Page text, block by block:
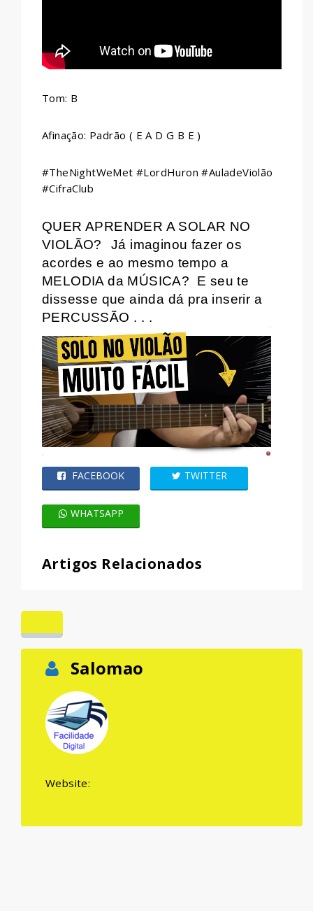
Tom: B
Afinação: Padrão ( E A D G B E )
#TheNightWeMet #LordHuron #AuladeViolão
#CifraClub
QUER APRENDER A SOLAR NO
VIOLÃO?
Já imaginou fazer os
acordes e ao mesmo tempo a
MELODIA da MÚSICA? E seu te
dissesse que ainda dá pra inserir a
PERCUSSÃO . . .
FACEBOOK TWITTER
WHATSAPP
Artigos Relacionados
Salomao
Website: